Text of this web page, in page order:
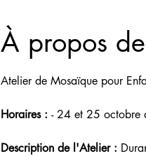
À propos
Atelier de Mosaïque pour
Horaires : - 24 et 25 octobre
Description de l'Atelier :